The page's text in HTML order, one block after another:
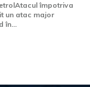
împotriva
un atac major
în...